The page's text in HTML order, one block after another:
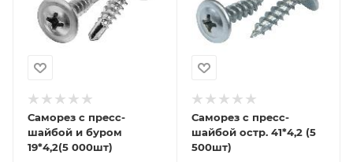
Саморез с пресс-
шайбой и буром
19*4,2(5 000шт)
Саморез с пресс-
шайбой остр. 41*4,2 (5
500шт)